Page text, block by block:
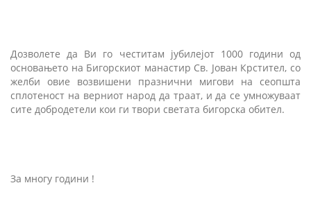
Дозволете да Ви го честитам јубилејот 1000 години од
основањето на Бигорскиот манастир Св. Јован Крстител, со
желби овие возвишени празнични мигови на сеопшта
сплотеност на верниот народ да траат, и да се умножуваат
сите добродетели кои ги твори светата бигорска обител.
За многу години !